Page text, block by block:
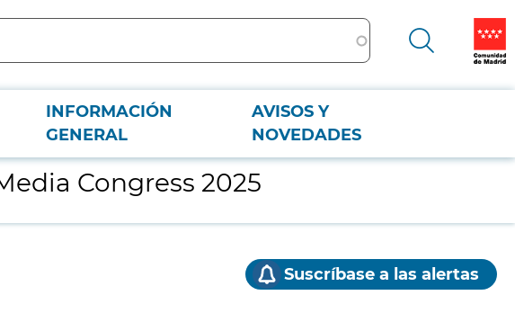
INFORMACIÓN
GENERAL
AVISOS Y
NOVEDADES
Congress 2025
Suscríbase a las alertas